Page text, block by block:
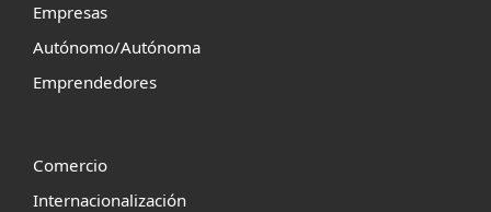
Empresas
Autónomo/Autónoma
Emprendedores
Comercio
Internacionalización